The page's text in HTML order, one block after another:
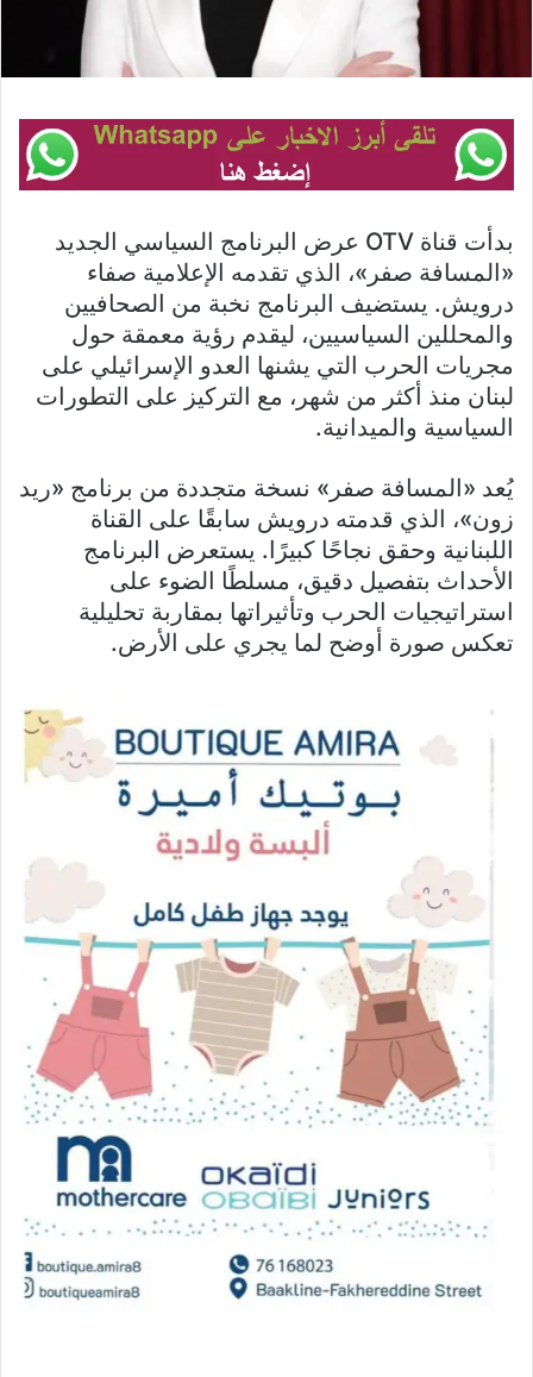
بدأت قناة OTV عرض البرنامج السياسي الجديد
«المسافة صفر»، الذي تقدمه الإعلامية صفاء
درويش. يستضيف البرنامج نخبة من الصحافيين
والمحللين السياسيين، ليقدم رؤية معمقة حول
مجريات الحرب التي يشنها العدو الإسرائيلي على
لبنان منذ أكثر من شهر، مع التركيز على التطورات
السياسية والميدانية.
يُعد «المسافة صفر» نسخة متجددة من برنامج «ريد
زون»، الذي قدمته درويش سابقًا على القناة
اللبنانية وحقق نجاحًا كبيرًا. يستعرض البرنامج
الأحداث بتفصيل دقيق، مسلطًا الضوء على
استراتيجيات الحرب وتأثيراتها بمقاربة تحليلية
تعكس صورة أوضح لما يجري على الأرض.